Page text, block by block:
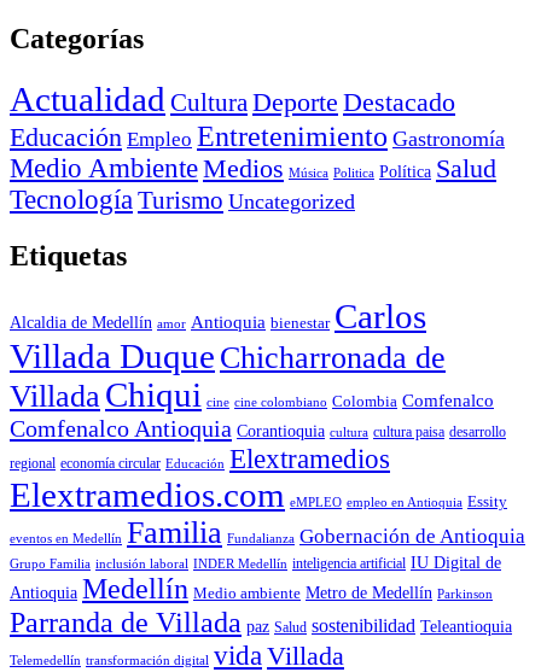
Categorías
Actualidad CulturaDeporte Destacado
Educación Empleo Entretenimiento Gastronomía
Medio AmbienteMedios Música Politica Política Salud
TecnologíaTurismo Uncategorized
Etiquetas
Alcaldia de Medellín amor Antioquia bienestar Carlos
Villada Duque Chicharronada de
VilladaChiqui cine cine colombiano Colombia Comfenalco
Comfenalco Antioquia Corantioquia cultura cultura paisa desarrollo
regional economía circular Educación Elextramedios
Elextramedios.com eMPLEO empleo en Antioquia Essity
eventos en Medellín Familia Fundalianza Gobernación de Antioquia
Grupo Familia inclusión laboral INDER Medellín inteligencia artificial IU Digital de
Antioquia Medellín Medio ambiente Metro de Medellín Parkinson
Parranda de Villada paz Salud sostenibilidad Teleantioquia
Telemedellín transformación digital vida Villada